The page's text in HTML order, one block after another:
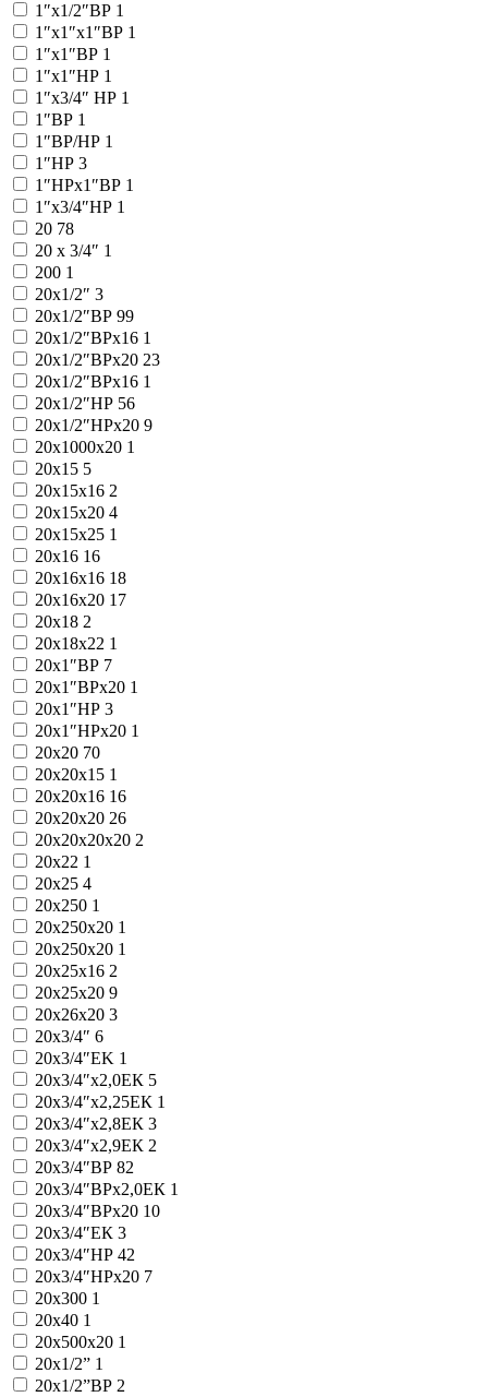
1″x1/2″ВР 1
1″x1″x1″ВР 1
1″x1″ВР 1
1″x1″НР 1
1″x3/4″ НР 1
1″ВР 1
1″ВР/НР 1
1″НР 3
1″НРx1″ВР 1
1″х3/4″НР 1
20 78
20 х 3/4″ 1
200 1
20x1/2″ 3
20x1/2″ВР 99
20x1/2″ВРx16 1
20x1/2″ВРx20 23
20x1/2″ВРх16 1
20x1/2″НР 56
20x1/2″НРx20 9
20x1000x20 1
20x15 5
20x15x16 2
20x15x20 4
20x15x25 1
20x16 16
20x16x16 18
20x16x20 17
20x18 2
20x18x22 1
20x1″ВР 7
20x1″ВРx20 1
20x1″НР 3
20x1″НРx20 1
20x20 70
20x20x15 1
20x20x16 16
20x20x20 26
20x20x20x20 2
20x22 1
20x25 4
20x250 1
20x250x20 1
20x250х20 1
20x25x16 2
20x25x20 9
20x26x20 3
20x3/4″ 6
20x3/4″EK 1
20x3/4″x2,0ЕК 5
20x3/4″x2,25ЕК 1
20x3/4″x2,8ЕК 3
20x3/4″x2,9ЕК 2
20x3/4″ВР 82
20x3/4″ВРx2,0ЕК 1
20x3/4″ВРx20 10
20x3/4″ЕК 3
20x3/4″НР 42
20x3/4″НРx20 7
20x300 1
20x40 1
20x500x20 1
20х1/2” 1
20х1/2”ВР 2